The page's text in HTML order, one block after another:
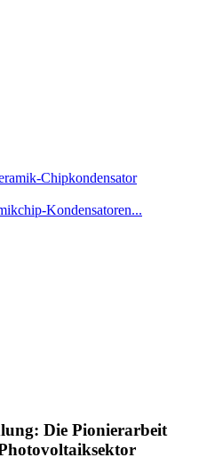
Kondensatoren...
Die Pionierarbeit